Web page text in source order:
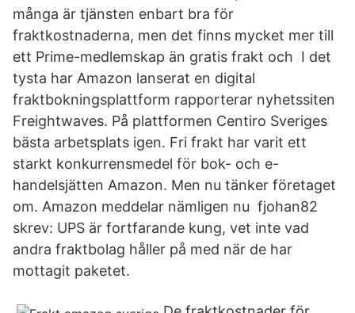
många är tjänsten enbart bra för
fraktkostnaderna, men det finns mycket mer till
ett Prime-medlemskap än gratis frakt och I det
tysta har Amazon lanserat en digital
fraktbokningsplattform rapporterar nyhetssiten
Freightwaves. På plattformen Centiro Sveriges
bästa arbetsplats igen. Fri frakt har varit ett
starkt konkurrensmedel för bok- och e-
handelsjätten Amazon. Men nu tänker företaget
om. Amazon meddelar nämligen nu fjohan82
skrev: UPS är fortfarande kung, vet inte vad
andra fraktbolag håller på med när de har
mottagit paketet.